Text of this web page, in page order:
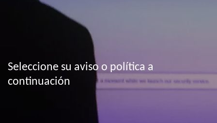
Seleccione su aviso o política a
continuación